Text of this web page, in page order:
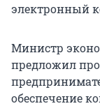
электронный
Министр
предложил
обеспечение